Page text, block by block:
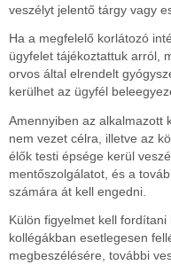
veszélyt jelentő tárgy vagy
Ha a megfelelő korlátozó
ügyfelet tájékoztattuk arról,
orvos által elrendelt
kerülhet az ügyfél
Amennyiben az alkalmazott
nem vezet célra, illetve az
élők testi épsége kerül
mentőszolgálatot, és a
számára át kell engedni.
Külön figyelmet kell
kollégákban esetlegesen
megbeszélésére, további